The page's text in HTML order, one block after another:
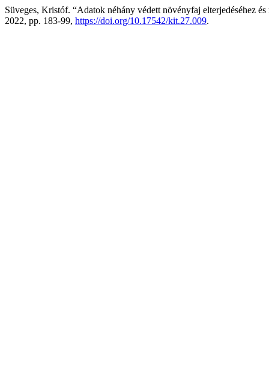
Süveges, Kristóf. “Adatok néhány védett növényfaj elterjedéséhez
2022, pp. 183-99, https://doi.org/10.17542/kit.27.009.